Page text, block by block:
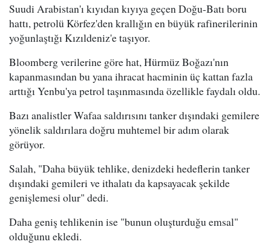
Suudi Arabistan'ı kıyıdan kıyıya geçen Doğu-Batı boru
hattı, petrolü Körfez'den krallığın en büyük rafinerilerinin
yoğunlaştığı Kızıldeniz'e taşıyor.
Bloomberg verilerine göre hat, Hürmüz Boğazı'nın
kapanmasından bu yana ihracat hacminin üç kattan fazla
arttığı Yenbu'ya petrol taşınmasında özellikle faydalı oldu.
Bazı analistler Wafaa saldırısını tanker dışındaki gemilere
yönelik saldırılara doğru muhtemel bir adım olarak
görüyor.
Salah, "Daha büyük tehlike, denizdeki hedeflerin tanker
dışındaki gemileri ve ithalatı da kapsayacak şekilde
genişlemesi olur" dedi.
Daha geniş tehlikenin ise "bunun oluşturduğu emsal"
olduğunu ekledi.